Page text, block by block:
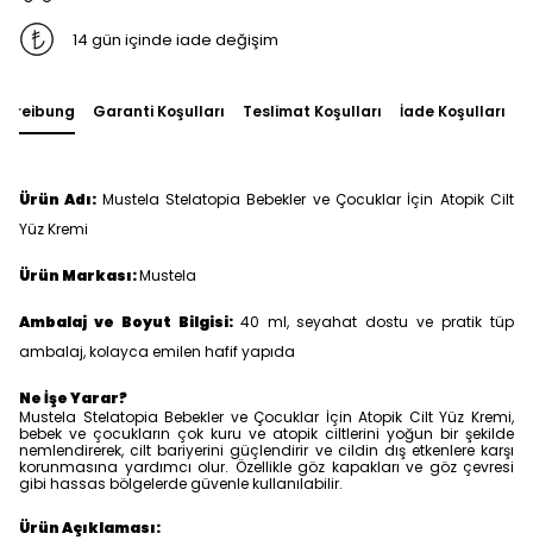
14 gün içinde iade değişim
Garanti Koşulları Teslimat Koşulları İade Koşulları
Ürün Adı: Mustela Stelatopia Bebekler ve Çocuklar İçin Atopik Cilt
Yüz Kremi
Ürün Markası:Mustela
Ambalaj ve Boyut Bilgisi: 40 ml, seyahat dostu ve pratik tüp
ambalaj, kolayca emilen hafif yapıda
Ne İşe Yarar?
Mustela Stelatopia Bebekler ve Çocuklar İçin Atopik Cilt Yüz Kremi,
bebek ve çocukların çok kuru ve atopik ciltlerini yoğun bir şekilde
nemlendirerek, cilt bariyerini güçlendirir ve cildin dış etkenlere karşı
korunmasına yardımcı olur. Özellikle göz kapakları ve göz çevresi
gibi hassas bölgelerde güvenle kullanılabilir.
Ürün Açıklaması: